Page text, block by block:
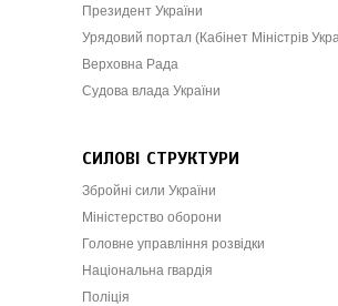
Президент України
Урядовий портал (Кабінет Міністрів
Верховна Рада
Судова влада України
СИЛОВІ СТРУКТУРИ
Збройні сили України
Міністерство оборони
Головне управління розвідки
Національна гвардія
Поліція